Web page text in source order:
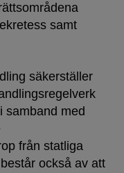
samt
säkerställer
samband med
från statliga
också av att